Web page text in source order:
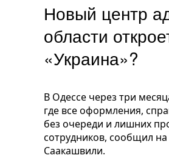
Новый центр
области
«Украина»?
В Одессе через три
где все оформления,
без очереди и лишних
сотрудников, сообщил
Саакашвили.